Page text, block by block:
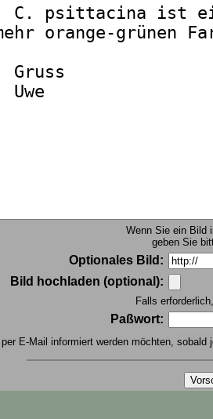
Wenn Sie ein Bild
geben Sie
Optionales Bild:
Bild hochladen (optional):
Falls
Paßwort:
E-Mail informiert werden möchten,